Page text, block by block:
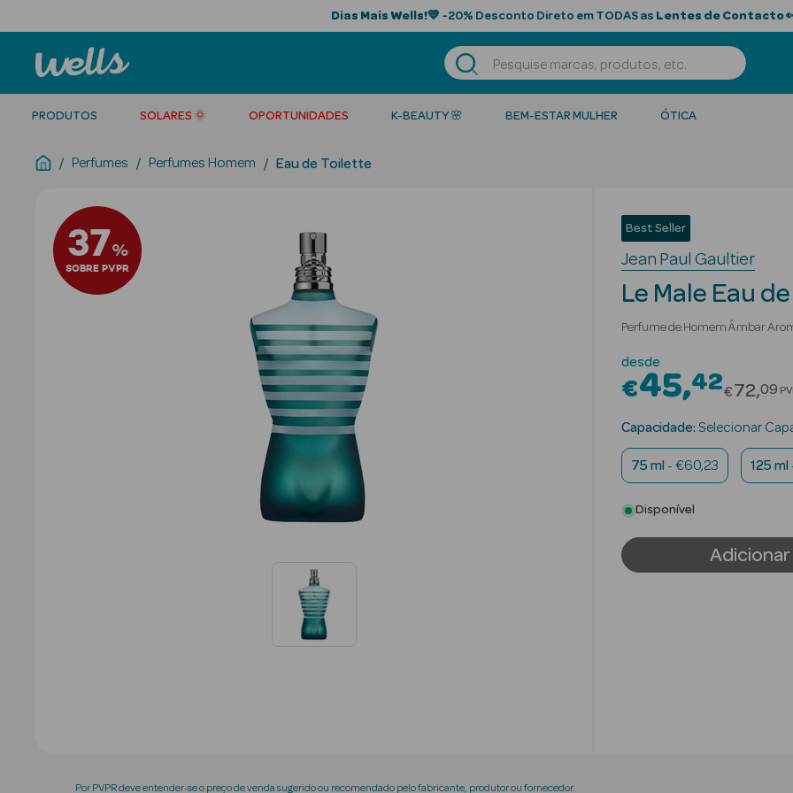
Dias Mais Wells!💙 -20% Desconto Direto em TODAS as Lentes de Contacto
PRODUTOS SOLARES 🌞 OPORTUNIDADES K-BEAUTY 🌸 BEM-ESTAR MULHER ÓTICA
Perfumes Perfumes Homem Eau de Toilette
37%
SOBRE PVPR
Best Seller
Jean Paul Gaultier
Le Male Eau
Perfume de Homem Âmbar
desde
€45 42Price
€72 09
Capacidade: Selecionar
75 ml - €60,23 125 ml
Disponível
Adicionar
Por PVPR deve entender-se o preço de venda sugerido ou recomendado pelo fabricante, produtor ou fornecedor.